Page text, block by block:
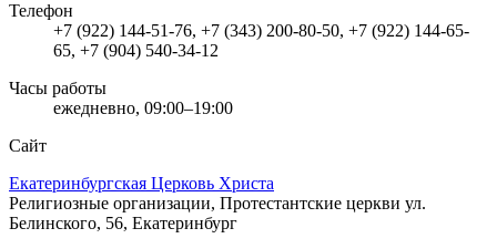
Телефон
+7 (922) 144-51-76, +7 (343) 200-80-50, +7 (922) 144-65-
65, +7 (904) 540-34-12
Часы работы
ежедневно, 09:00–19:00
Сайт
Екатеринбургская Церковь Христа
Религиозные организации, Протестантские церкви ул.
Белинского, 56, Екатеринбург